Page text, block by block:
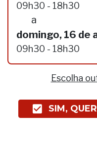
09h30 - 18h30
a
domingo, 16 de
09h30 - 18h30
Escolha
SIM,